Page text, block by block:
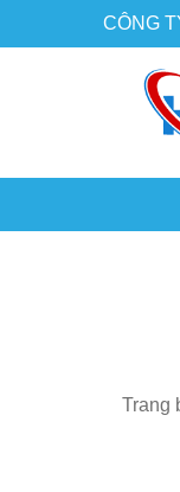
CÔNG
Trang